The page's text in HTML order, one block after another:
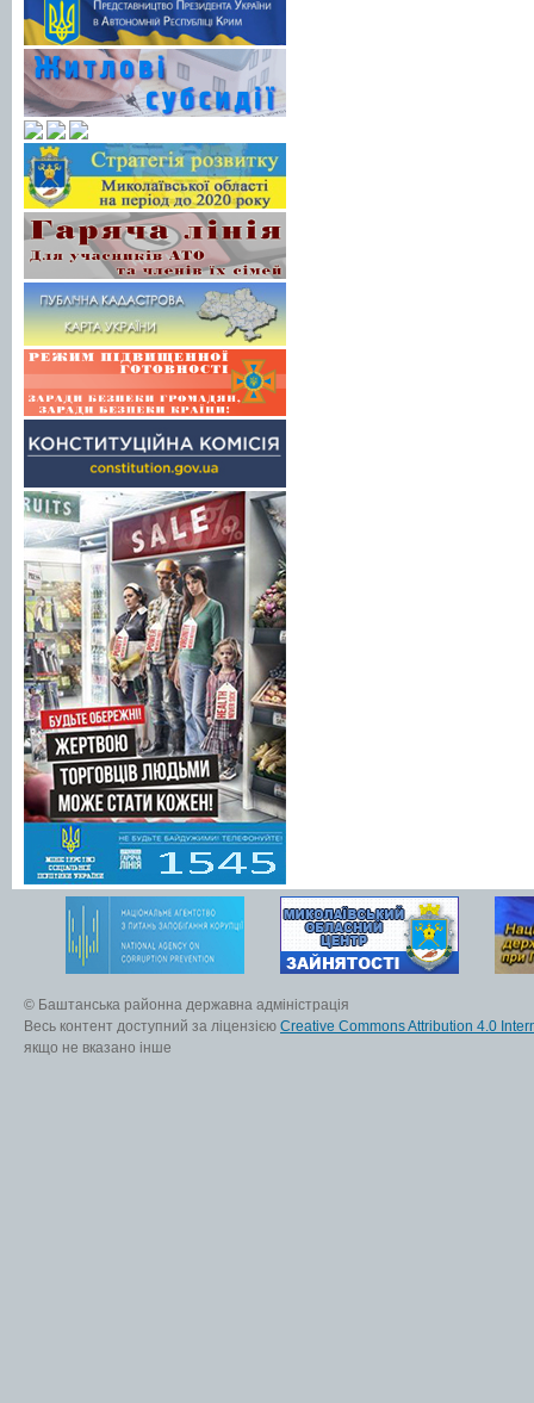
© Баштанська районна державна адміністрація
Весь контент доступний за ліцензією Creative Commons Attribution 4.0
якщо не вказано інше